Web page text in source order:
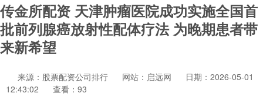
传金所配资 天津肿瘤医院成功实施全国首
批前列腺癌放射性配体疗法 为晚期患者带
来新希望
来源：股票配资公司排行 网站：启远网
日期：2026-05-01
12:43:02
查看：93